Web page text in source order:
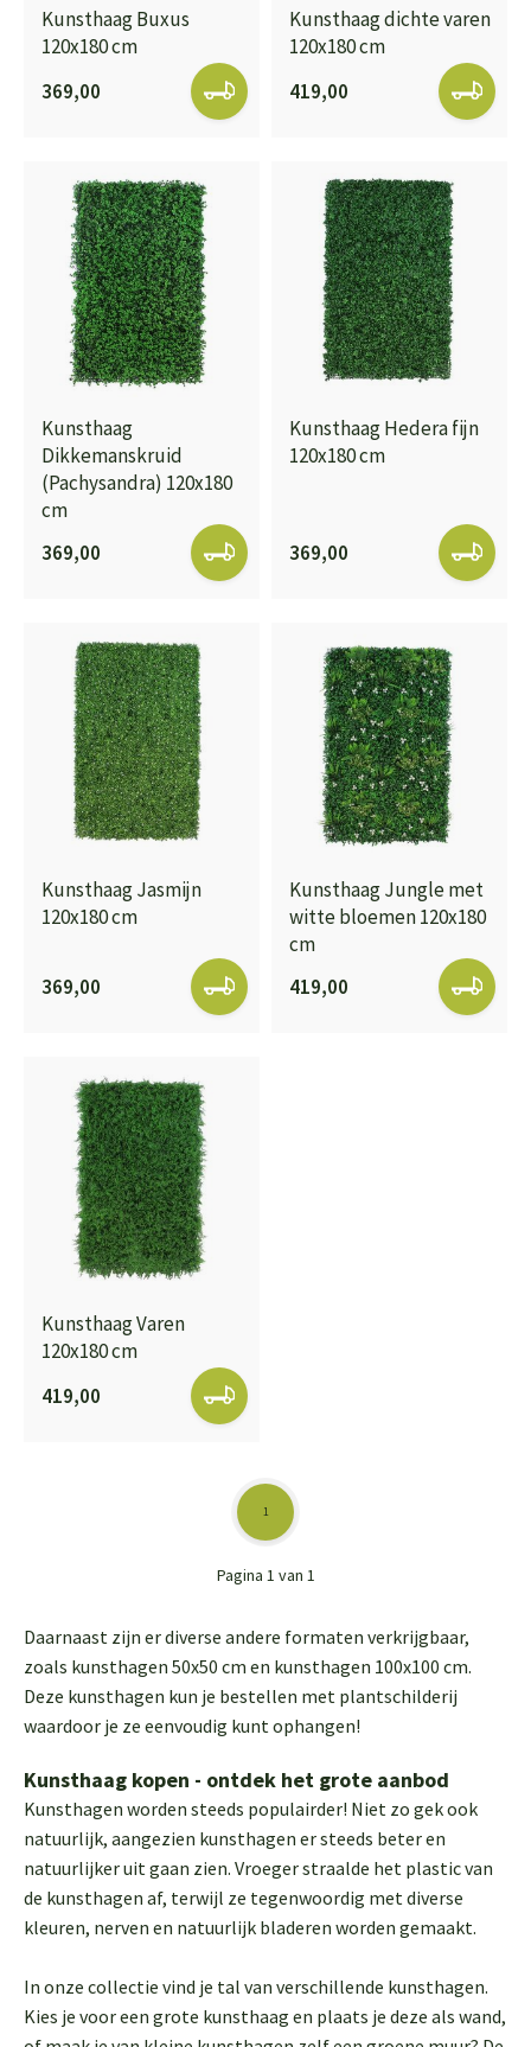
Kunsthaag Buxus
120x180 cm
369,00
Kunsthaag dichte varen
120x180 cm
419,00
Kunsthaag
Dikkemanskruid
(Pachysandra) 120x180
cm
369,00
Kunsthaag Hedera fijn
120x180 cm
369,00
Kunsthaag Jasmijn
120x180 cm
369,00
Kunsthaag Jungle met
witte bloemen 120x180
cm
419,00
Kunsthaag Varen
120x180 cm
419,00
Pagina 1 van 1
1
Daarnaast zijn er diverse andere formaten verkrijgbaar,
zoals kunsthagen 50x50 cm en kunsthagen 100x100 cm.
Deze kunsthagen kun je bestellen met plantschilderij
waardoor je ze eenvoudig kunt ophangen!
Kunsthaag kopen - ontdek het grote aanbod
Kunsthagen worden steeds populairder! Niet zo gek ook
natuurlijk, aangezien kunsthagen er steeds beter en
natuurlijker uit gaan zien. Vroeger straalde het plastic van
de kunsthagen af, terwijl ze tegenwoordig met diverse
kleuren, nerven en natuurlijk bladeren worden gemaakt.
In onze collectie vind je tal van verschillende kunsthagen.
Kies je voor een grote kunsthaag en plaats je deze als wand,